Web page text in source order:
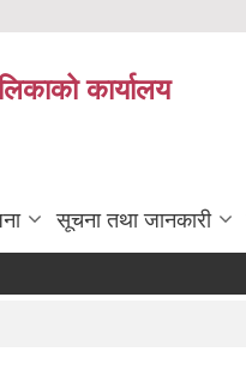
कार्यालय
सूचना तथा जानकारी